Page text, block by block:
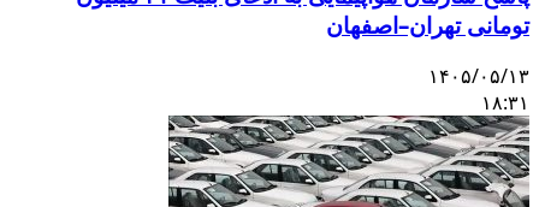
تهران–اصفهان
۰۵/۱۳